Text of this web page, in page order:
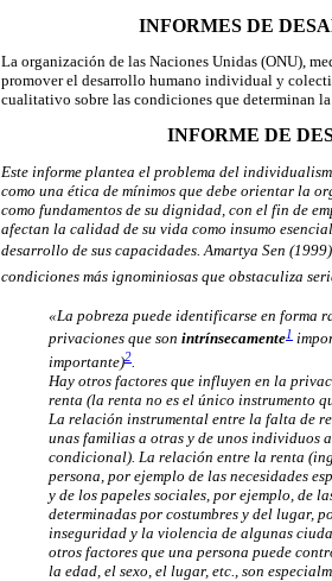
INFORMES DE
La organización de las Naciones Unidas (ONU),
promover el desarrollo humano individual y
cualitativo sobre las condiciones que determinan
INFORME DE
Este informe plantea el problema del
como una ética de mínimos que debe orientar la
como fundamentos de su dignidad, con el fin de
afectan la calidad de su vida como insumo
desarrollo de sus capacidades. Amartya Sen
condiciones más ignominiosas que obstaculiza
«La pobreza puede identificarse en forma
privaciones que son intrínsecamente1
importante)2
Hay otros factores que influyen en la
renta (la renta no es el único instrumento
La relación instrumental entre la falta de
unas familias a otras y de unos individuos
condicional). La relación entre la renta
persona, por ejemplo de las necesidades
y de los papeles sociales, por ejemplo, de
determinadas por costumbres y del lugar,
inseguridad y la violencia de algunas
otros factores que una persona puede
la edad, el sexo, el lugar, etc., son